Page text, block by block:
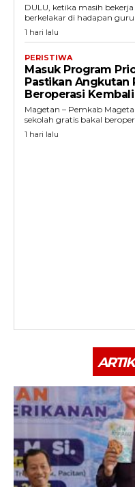
DULU, ketika masih
berkelakar di hadapan guru
1 hari lalu
PERISTIWA
Masuk Program
Pastikan Angkutan
Beroperasi Kembali
Magetan – Pemkab
sekolah gratis bakal
1 hari lalu